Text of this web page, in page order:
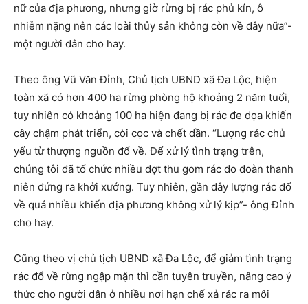
nữ của địa phương, nhưng giờ rừng bị rác phủ kín, ô
nhiễm nặng nên các loài thủy sản không còn về đây nữa”-
một người dân cho hay.
Theo ông Vũ Văn Đỉnh, Chủ tịch UBND xã Đa Lộc, hiện
toàn xã có hơn 400 ha rừng phòng hộ khoảng 2 năm tuổi,
tuy nhiên có khoảng 100 ha hiện đang bị rác đe dọa khiến
cây chậm phát triển, còi cọc và chết dần. “Lượng rác chủ
yếu từ thượng nguồn đổ về. Để xử lý tình trạng trên,
chúng tôi đã tổ chức nhiều đợt thu gom rác do đoàn thanh
niên đứng ra khởi xướng. Tuy nhiên, gần đây lượng rác đổ
về quá nhiều khiến địa phương không xử lý kịp”- ông Đỉnh
cho hay.
Cũng theo vị chủ tịch UBND xã Đa Lộc, để giảm tình trạng
rác đổ về rừng ngập mặn thì cần tuyên truyền, nâng cao ý
thức cho người dân ở nhiều nơi hạn chế xả rác ra môi